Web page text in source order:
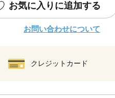
お気に入りに追加する
お問い合わせについて
クレジットカード